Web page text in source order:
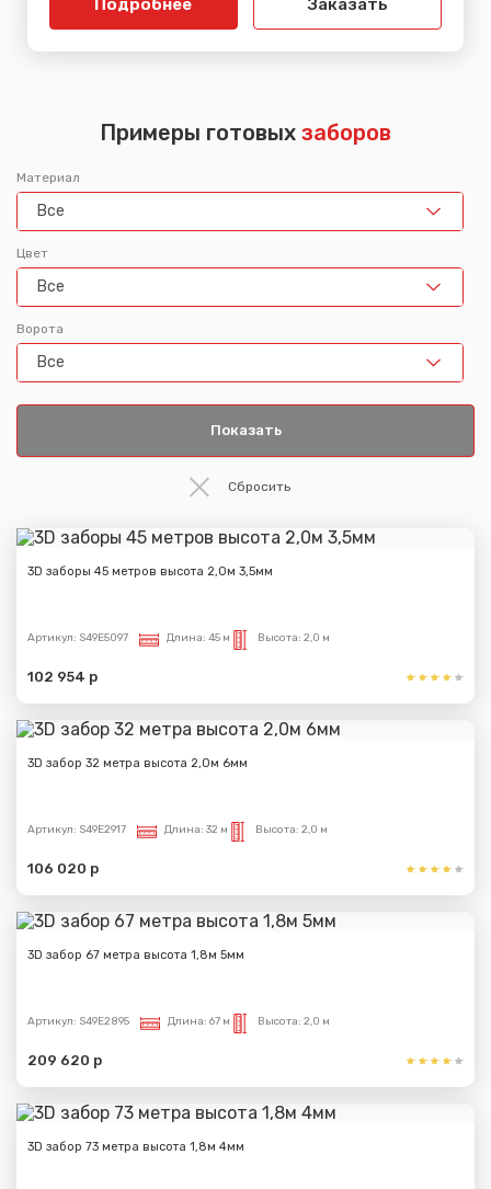
Примеры готовых заборов
Материал
Все
Цвет
Все
Ворота
Все
3D заборы 45 метров высота 2,0м 3,5мм
Артикул: S49E5097 Длина: 45 м Высота: 2,0 м
102 954 р
3D забор 32 метра высота 2,0м 6мм
Артикул: S49E2917 Длина: 32 м Высота: 2,0 м
106 020 р
3D забор 67 метра высота 1,8м 5мм
Артикул: S49E2895 Длина: 67 м Высота: 2,0 м
209 620 р
3D забор 73 метра высота 1,8м 4мм